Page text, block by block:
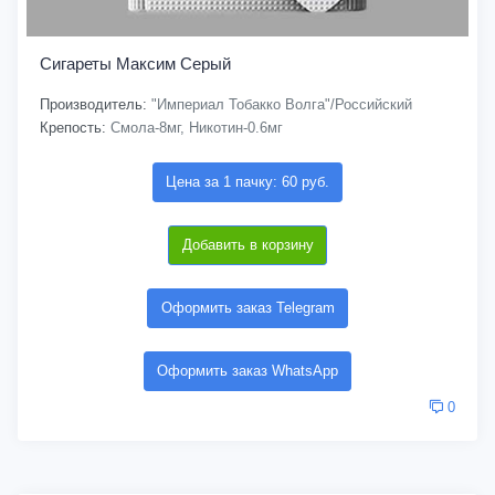
Сигареты Максим Серый
Производитель: "Империал Тобакко Волга"/Российский
Крепость: Смола-8мг, Никотин-0.6мг
Цена за 1 пачку: 60 руб.
Добавить в корзину
Оформить заказ Telegram
Оформить заказ WhatsApp
0